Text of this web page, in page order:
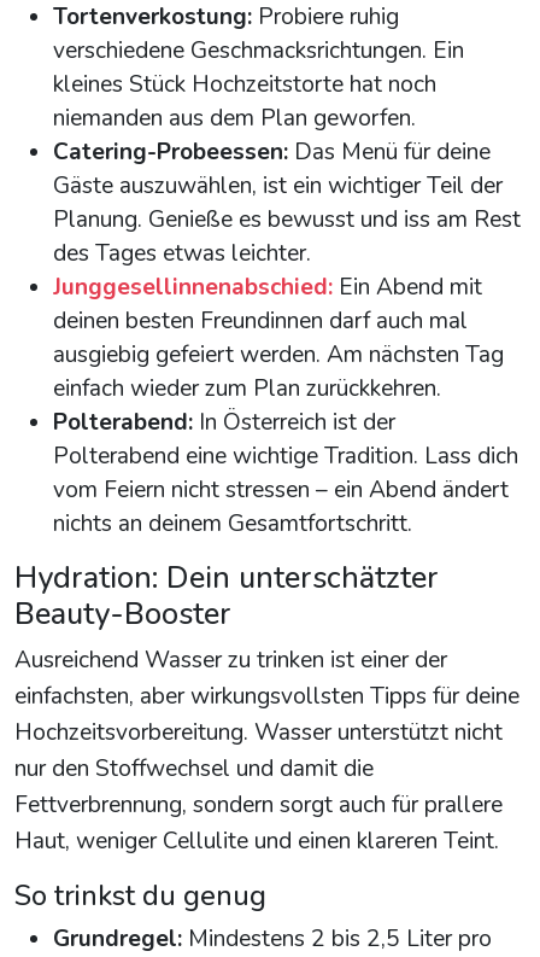
Tortenverkostung: Probiere ruhig
verschiedene Geschmacksrichtungen. Ein
kleines Stück Hochzeitstorte hat noch
niemanden aus dem Plan geworfen.
Catering-Probeessen: Das Menü für deine
Gäste auszuwählen, ist ein wichtiger Teil der
Planung. Genieße es bewusst und iss am Rest
des Tages etwas leichter.
Junggesellinnenabschied: Ein Abend mit
deinen besten Freundinnen darf auch mal
ausgiebig gefeiert werden. Am nächsten Tag
einfach wieder zum Plan zurückkehren.
Polterabend: In Österreich ist der
Polterabend eine wichtige Tradition. Lass dich
vom Feiern nicht stressen – ein Abend ändert
nichts an deinem Gesamtfortschritt.
Hydration: Dein unterschätzter
Beauty-Booster
Ausreichend Wasser zu trinken ist einer der
einfachsten, aber wirkungsvollsten Tipps für deine
Hochzeitsvorbereitung. Wasser unterstützt nicht
nur den Stoffwechsel und damit die
Fettverbrennung, sondern sorgt auch für prallere
Haut, weniger Cellulite und einen klareren Teint.
So trinkst du genug
Grundregel: Mindestens 2 bis 2,5 Liter pro